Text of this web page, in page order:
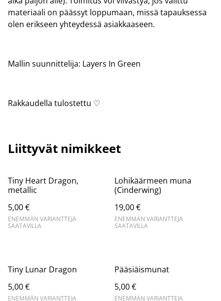
materiaali on päässyt loppumaan, missä tapauksessa
olen erikseen yhteydessä asiakkaaseen.
Mallin suunnittelija: Layers In Green
Rakkaudella tulostettu ♡
Liittyvät nimikkeet
Tiny Heart Dragon,
metallic
5,00 €
ENEMMÄN VARIANTTEJA
SAATAVILLA
Lohikäärmeen muna
(Cinderwing)
19,00 €
ENEMMÄN VARIANTTEJA
SAATAVILLA
Tiny Lunar Dragon
5,00 €
ENEMMÄN VARIANTTEJA
Pääsiäismunat
5,00 €
ENEMMÄN VARIANTTEJA